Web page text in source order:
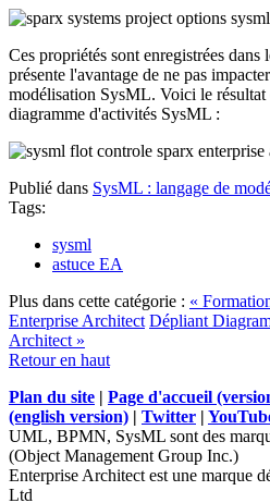
Ces propriétés sont enregistrées
présente l'avantage de ne pas
modélisation SysML. Voici le résultat
diagramme d'activités SysML :
Publié dans SysML : langage de
Tags:
sysml
astuce EA
Plus dans cette catégorie : «
Enterprise Architect Dépliant
Architect »
Retour en haut
Plan du site | Page d'accueil
(english version) | Twitter |
UML, BPMN, SysML sont des
(Object Management Group Inc.)
Enterprise Architect est une marque
Ltd